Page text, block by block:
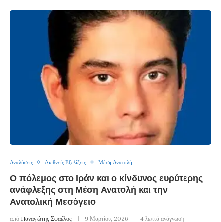
Αναλύσεις Διεθνείς Εξελίξεις Μέση Ανατολή
Ο πόλεμος στο Ιράν και ο κίνδυνος ευρύτερης
ανάφλεξης στη Μέση Ανατολή και την
Ανατολική Μεσόγειο
από Παναγιώτης Σφαέλος 9 Μαρτίου, 2026 4 λεπτά ανάγνωση